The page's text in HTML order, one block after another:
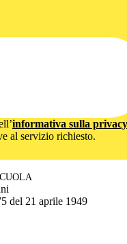
informativa sulla privacy
al servizio richiesto.
del 21 aprile 1949